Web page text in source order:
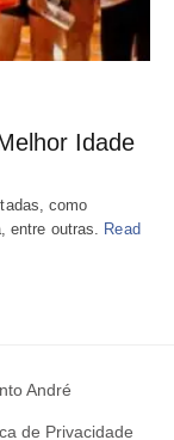
Idade
como
entre outras. Read
André
de Privacidade